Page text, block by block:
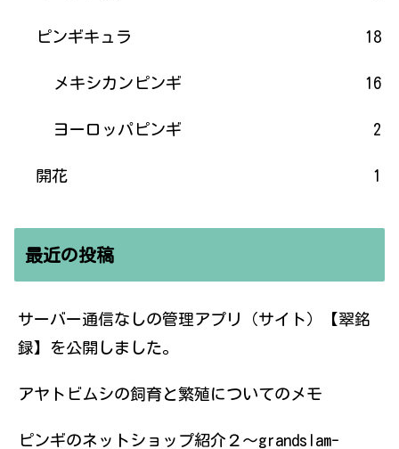
ピンギキュラ 18
メキシカンピンギ 16
ヨーロッパピンギ 2
開花 1
最近の投稿
サーバー通信なしの管理アプリ（サイト）【翠銘
録】を公開しました。
アヤトビムシの飼育と繁殖についてのメモ
ピンギのネットショップ紹介２〜grandslam-